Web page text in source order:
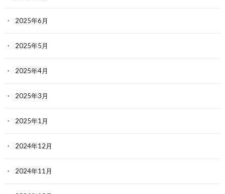
2025年6月
2025年5月
2025年4月
2025年3月
2025年1月
2024年12月
2024年11月